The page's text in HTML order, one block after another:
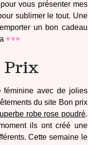
vous présenter mes
sublimer le tout. Une
un bon cadeau
♥♥♥
Prix
féminine avec de jolies
du site Bon prix
robe rose poudré.
ils ont créé une
Cette semaine le